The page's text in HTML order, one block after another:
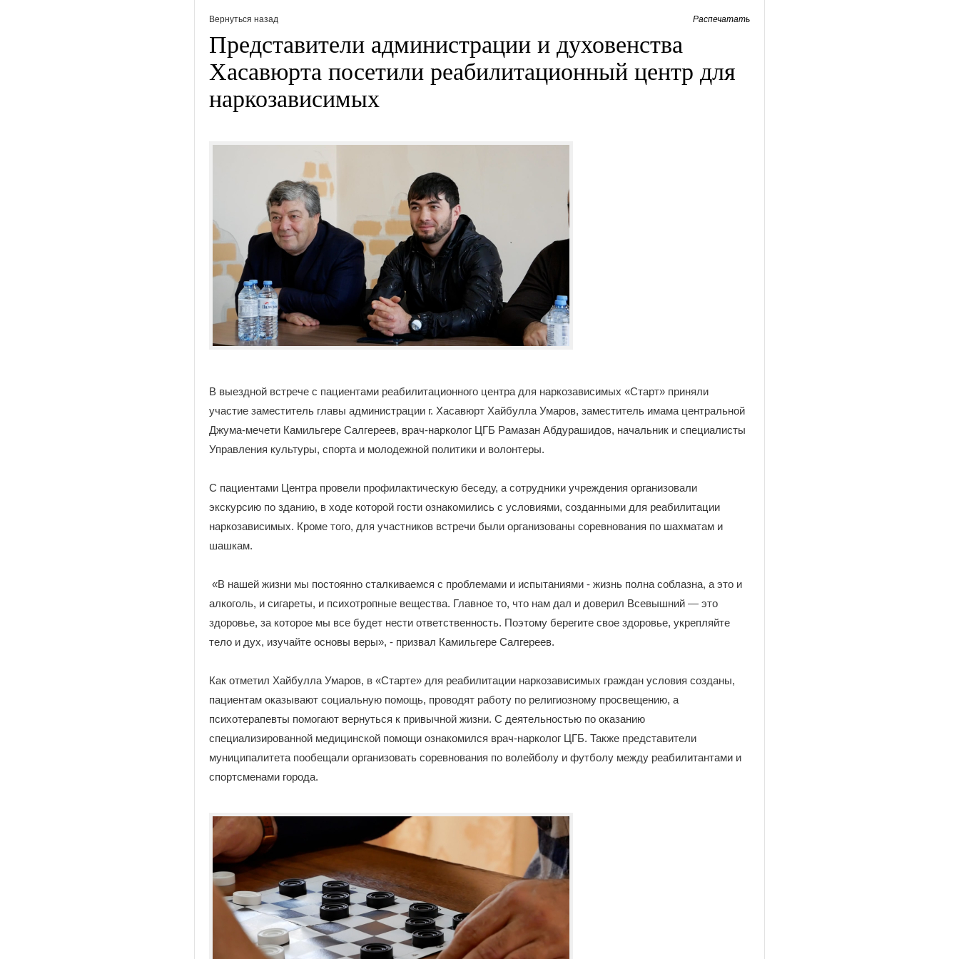
Вернуться назад Распечатать
Представители администрации и духовенства
Хасавюрта посетили реабилитационный центр для
наркозависимых
В выездной встрече с пациентами реабилитационного центра для наркозависимых «Старт» приняли
участие заместитель главы администрации г. Хасавюрт Хайбулла Умаров, заместитель имама центральной
Джума-мечети Камильгере Салгереев, врач-нарколог ЦГБ Рамазан Абдурашидов, начальник и специалисты
Управления культуры, спорта и молодежной политики и волонтеры.
С пациентами Центра провели профилактическую беседу, а сотрудники учреждения организовали
экскурсию по зданию, в ходе которой гости ознакомились с условиями, созданными для реабилитации
наркозависимых. Кроме того, для участников встречи были организованы соревнования по шахматам и
шашкам.
«В нашей жизни мы постоянно сталкиваемся с проблемами и испытаниями - жизнь полна соблазна, а это и
алкоголь, и сигареты, и психотропные вещества. Главное то, что нам дал и доверил Всевышний — это
здоровье, за которое мы все будет нести ответственность. Поэтому берегите свое здоровье, укрепляйте
тело и дух, изучайте основы веры», - призвал Камильгере Салгереев.
Как отметил Хайбулла Умаров, в «Старте» для реабилитации наркозависимых граждан условия созданы,
пациентам оказывают социальную помощь, проводят работу по религиозному просвещению, а
психотерапевты помогают вернуться к привычной жизни. С деятельностью по оказанию
специализированной медицинской помощи ознакомился врач-нарколог ЦГБ. Также представители
муниципалитета пообещали организовать соревнования по волейболу и футболу между реабилитантами и
спортсменами города.